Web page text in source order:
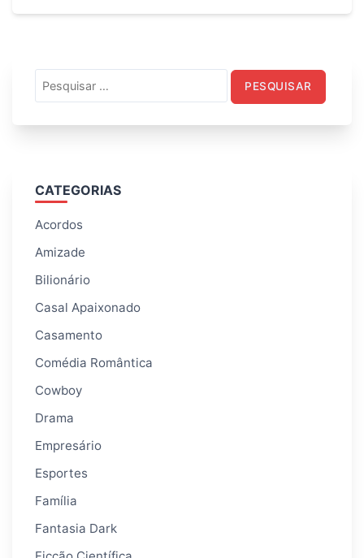
por:
CATEGORIAS
Acordos
Amizade
Bilionário
Casal Apaixonado
Casamento
Comédia Romântica
Cowboy
Drama
Empresário
Esportes
Família
Fantasia Dark